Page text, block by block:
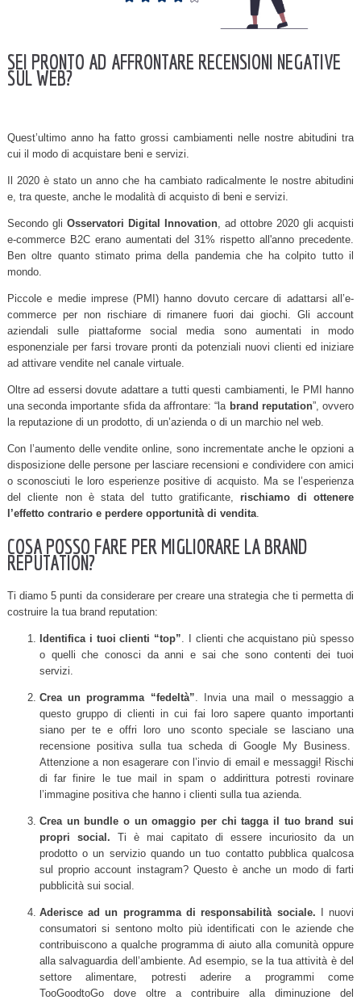
SEI PRONTO AD AFFRONTARE RECENSIONI NEGATIVE
SUL WEB?
Quest’ultimo anno ha fatto grossi cambiamenti nelle nostre abitudini tra
cui il modo di acquistare beni e servizi.
Il 2020 è stato un anno che ha cambiato radicalmente le nostre abitudini
e, tra queste, anche le modalità di acquisto di beni e servizi.
Secondo gli Osservatori Digital Innovation, ad ottobre 2020 gli acquisti
e-commerce B2C erano aumentati del 31% rispetto all'anno precedente.
Ben oltre quanto stimato prima della pandemia che ha colpito tutto il
mondo.
Piccole e medie imprese (PMI) hanno dovuto cercare di adattarsi all’e-
commerce per non rischiare di rimanere fuori dai giochi. Gli account
aziendali sulle piattaforme social media sono aumentati in modo
esponenziale per farsi trovare pronti da potenziali nuovi clienti ed iniziare
ad attivare vendite nel canale virtuale.
Oltre ad essersi dovute adattare a tutti questi cambiamenti, le PMI hanno
una seconda importante sfida da affrontare: “la brand reputation”, ovvero
la reputazione di un prodotto, di un’azienda o di un marchio nel web.
Con l’aumento delle vendite online, sono incrementate anche le opzioni a
disposizione delle persone per lasciare recensioni e condividere con amici
o sconosciuti le loro esperienze positive di acquisto. Ma se l’esperienza
del cliente non è stata del tutto gratificante, rischiamo di ottenere
l’effetto contrario e perdere opportunità di vendita.
COSA POSSO FARE PER MIGLIORARE LA BRAND
REPUTATION?
Ti diamo 5 punti da considerare per creare una strategia che ti permetta di
costruire la tua brand reputation:
Identifica i tuoi clienti “top” . I clienti che acquistano più spesso
o quelli che conosci da anni e sai che sono contenti dei tuoi
servizi.
Crea un programma “fedeltà” . Invia una mail o messaggio a
questo gruppo di clienti in cui fai loro sapere quanto importanti
siano per te e offri loro uno sconto speciale se lasciano una
recensione positiva sulla tua scheda di Google My Business.
Attenzione a non esagerare con l’invio di email e messaggi! Rischi
di far finire le tue mail in spam o addirittura potresti rovinare
l’immagine positiva che hanno i clienti sulla tua azienda.
Crea un bundle o un omaggio per chi tagga il tuo brand sui
propri social. Ti è mai capitato di essere incuriosito da un
prodotto o un servizio quando un tuo contatto pubblica qualcosa
sul proprio account instagram? Questo è anche un modo di farti
pubblicità sui social.
Aderisce ad un programma di responsabilità sociale. I nuovi
consumatori si sentono molto più identificati con le aziende che
contribuiscono a qualche programma di aiuto alla comunità oppure
alla salvaguardia dell’ambiente. Ad esempio, se la tua attività è del
settore alimentare, potresti aderire a programmi come
TooGoodtoGo dove oltre a contribuire alla diminuzione del